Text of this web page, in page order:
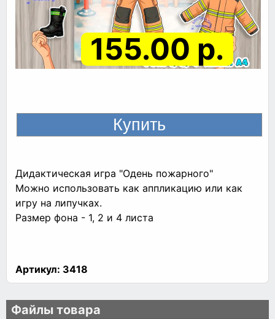
155.00 р.
Дидактическая игра "Одень пожарного"
Можно использовать как аппликацию или как
игру на липучках.
Размер фона - 1, 2 и 4 листа
Артикул: 3418
Файлы товара